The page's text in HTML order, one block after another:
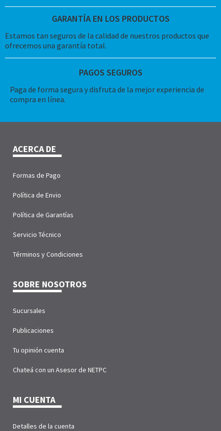
GARANTÍA EN LOS PRODUCTOS
Estamos tan seguros de la calidad de nuestros productos que
ofrecemos una garantía total.
PAGOS SEGUROS
Paga de forma segura y disfruta de la mejor experiencia de
compra en línea.
ACERCA DE
Formas de Pago
Política de Envio
Política de Garantías
Servicio Técnico
Términos y Condiciones
SOBRE NOSOTROS
Sucursales
Publicaciones
Tu opinión cuenta
Chateá con un Asesor de NETPC
MI CUENTA
Detalles de la cuenta